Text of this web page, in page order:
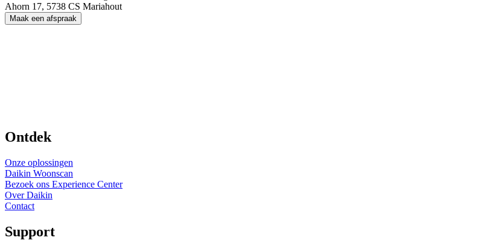
Ahorn 17, 5738 CS Mariahout
Maak een afspraak
Ontdek
Onze oplossingen
Daikin Woonscan
Bezoek ons Experience Center
Over Daikin
Contact
Support